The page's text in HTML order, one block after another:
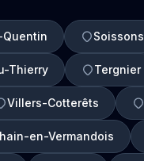
Quentin Soissons
Thierry Tergnier
Villers-Cotterêts
en-Vermandois